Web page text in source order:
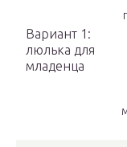
Вариант 1:
люлька для
младенца